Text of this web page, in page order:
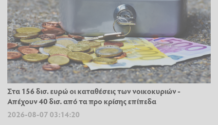
Στα 156 δισ. ευρώ οι καταθέσεις των νοικοκυριών -
Απέχουν 40 δισ. από τα προ κρίσης επίπεδα
2026-08-07 03:14:20